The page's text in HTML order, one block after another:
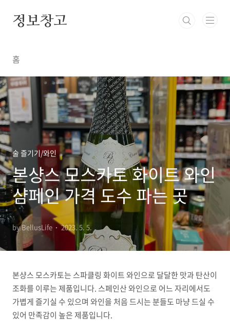
정보창고
홈
술 즐기기/와인
본샹스 모스카토 화이트 와인
샴페인 가격 도수 파는 곳
by BellusLife 2023. 5. 5.
본샹스 모스카토는 스파클링 화이트 와인으로 달달한 맛과 탄산이
조화를 이루는 제품입니다. 스페인산 와인으로 어느 자리에서도
가볍게 즐기실 수 있으며 와인을 처음 드시는 분들도 마냥 드실 수
있어 만족감이 높은 제품입니다.